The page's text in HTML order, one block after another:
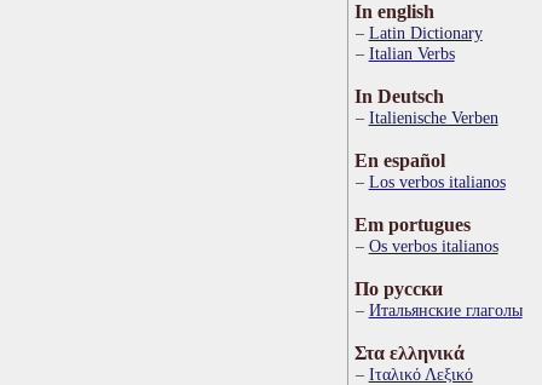
In english
Latin Dictionary
Italian Verbs
In Deutsch
Italienische Verben
En español
Los verbos italianos
Em portugues
Os verbos italianos
По русски
Итальянские глаголы
Στα ελληνικά
Ιταλικό Λεξικό